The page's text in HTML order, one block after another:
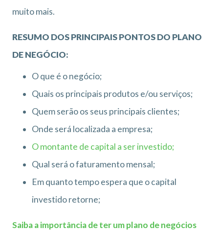
muito mais.
RESUMO DOS PRINCIPAIS PONTOS DO PLANO
DE NEGÓCIO:
O que é o negócio;
Quais os principais produtos e/ou serviços;
Quem serão os seus principais clientes;
Onde será localizada a empresa;
O montante de capital a ser investido;
Qual será o faturamento mensal;
Em quanto tempo espera que o capital
investido retorne;
Saiba a importância de ter um plano de negócios